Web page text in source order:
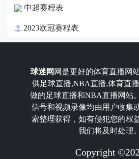
中超赛程表
2023欧冠赛程表
球迷网 网是更好的体育直播网
供足球直播,NBA直播,体育直
做的足球直播和NBA直播网站
信号和视频录像均由用户收集
索整理获得，如有侵犯您的权
我们将及时处理。
Copyright